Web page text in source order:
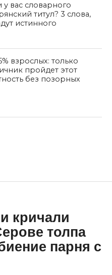
у вас словарного
титул? 3 слова,
истинного
взрослых: только
пройдет этот
без позорных
кричали
толпа
парня с